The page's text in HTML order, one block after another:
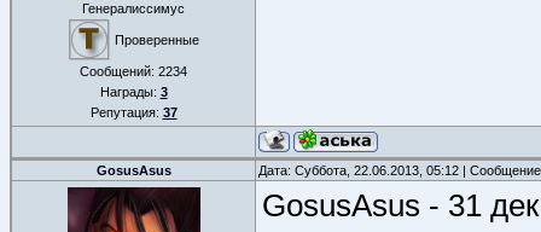
Генералиссимус
Проверенные
Сообщений: 2234
Награды: 3
Репутация: 37
GosusAsus Дата: Суббота, 22.06.2013, 05:12 |
GosusAsus - 31